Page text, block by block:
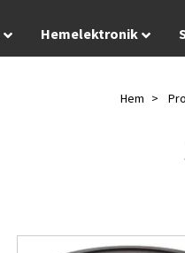
Hemelektronik
Hem